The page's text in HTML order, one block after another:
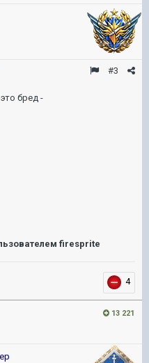
#3
бред -
firesprite
4
13 221